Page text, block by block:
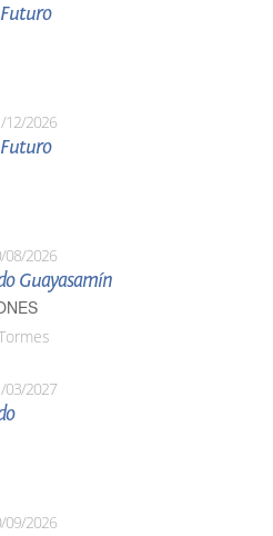
12/2026
08/2026
Guayasamín
03/2027
09/2026